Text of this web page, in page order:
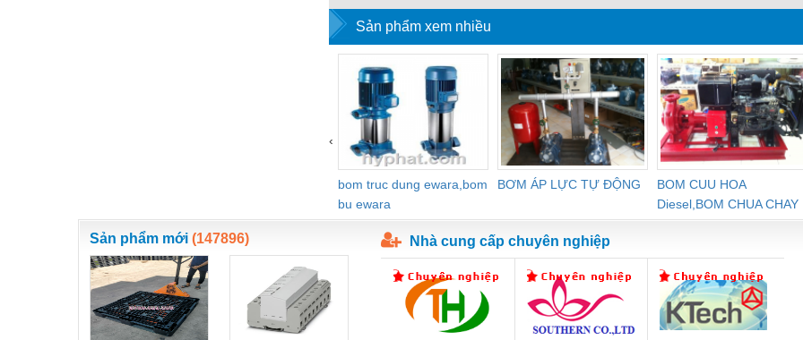
EMPARRO IP67
POWER SUPPLY 1-
PHASE
RJ45 – WEIDMULLER
ĐO ĐIỆN ÁP –
Sản phẩm xem nhiều
bom truc dung ewara,bom
bu ewara
BƠM ÁP LỰC TỰ ĐỘNG
BOM CUU HOA
Diesel,BOM CHUA CHAY
‹
Sản phẩm mới (147896) Nhà cung cấp chuyên nghiệp